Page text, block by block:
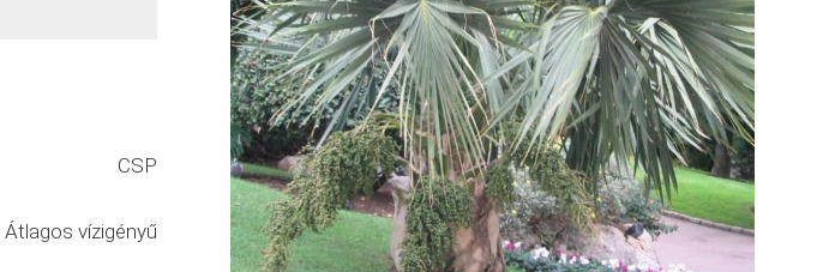
CSP
Átlagos vízigényű